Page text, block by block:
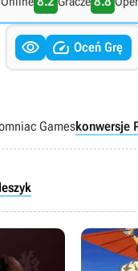
  Oceń Grę
Gameskonwersje